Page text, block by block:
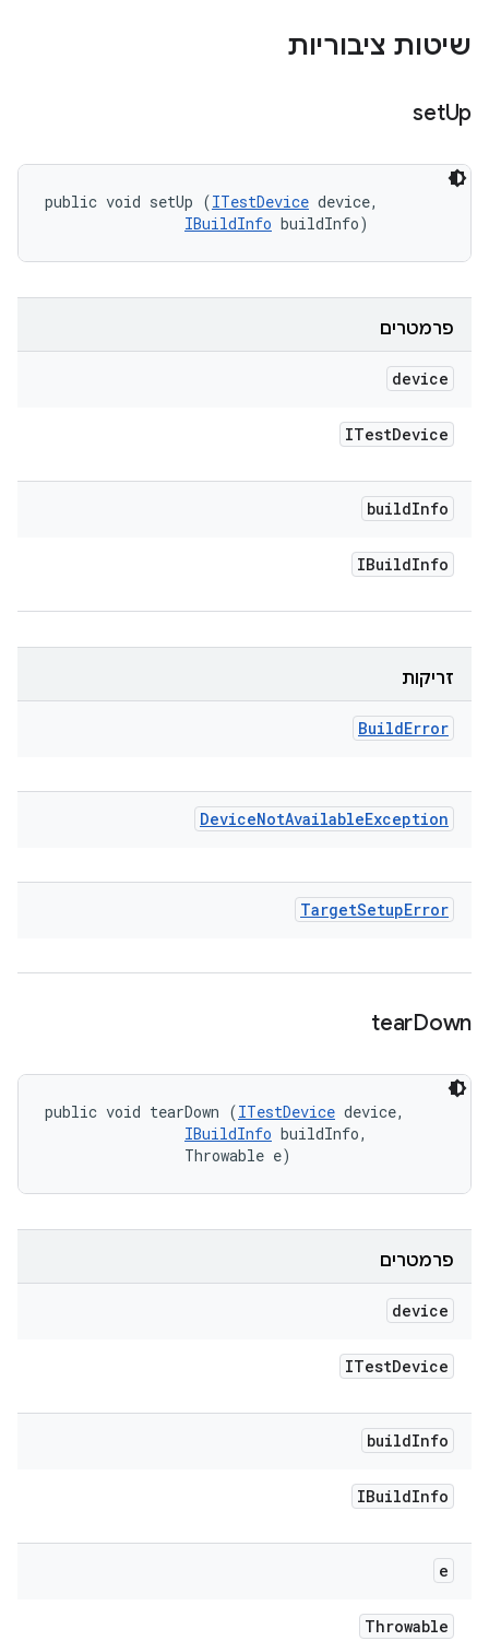
שיטות ציבוריות
setUp
public void setUp (ITestDevice device,
IBuildInfo buildInfo)
פרמטרים
device
ITestDevice
buildInfo
IBuildInfo
זריקות
BuildError
DeviceNotAvailableException
TargetSetupError
tearDown
public void tearDown (ITestDevice device,
IBuildInfo buildInfo,
                Throwable e)
פרמטרים
device
ITestDevice
buildInfo
IBuildInfo
e
Throwable